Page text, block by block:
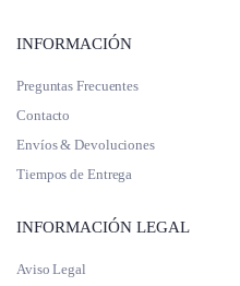
INFORMACIÓN
Preguntas Frecuentes
Contacto
Envíos & Devoluciones
Tiempos de Entrega
INFORMACIÓN LEGAL
Aviso Legal